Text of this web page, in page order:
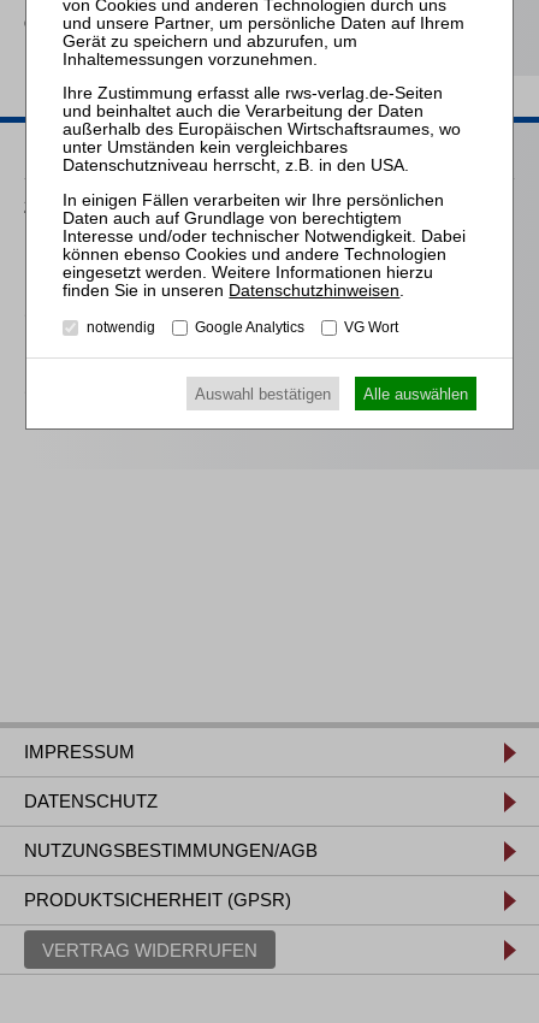
Gesellschaft
Passende Seminare
25.08.2026
Praktiker-Webinar Vom Listenplatz zur Zulassung – Das neue
Berufsrecht der Insolvenzverwalter
Mitarbeiter-Webinar Steuerrecht in der Insolvenz
Mitarbeiter-Webinar Steuerrecht in der Insolvenz
IMPRESSUM
DATENSCHUTZ
NUTZUNGSBESTIMMUNGEN/AGB
PRODUKTSICHERHEIT (GPSR)
VERTRAG WIDERRUFEN
Datenschutzhinweisen
notwendig Google Analytics VG Wort
Auswahl bestätigen Alle auswählen